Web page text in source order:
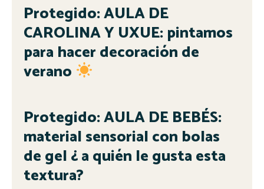
Protegido: AULA DE
CAROLINA Y UXUE: pintamos
para hacer decoración de
verano
Protegido: AULA DE BEBÉS:
material sensorial con bolas
de gel ¿ a quién le gusta esta
textura?